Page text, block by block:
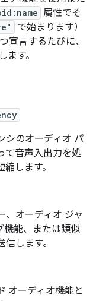
属性でそ
で始まります）
宣言するたびに、
ます。
シのオーディオ パ
て音声入出力を処
します。
、オーディオ ジャ
機能、または類似
します。
オーディオ機能と